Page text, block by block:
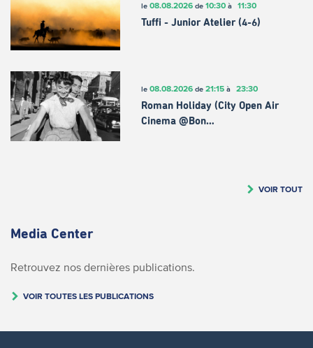
le 08.08.2026de 10:30à 11:30
Tuffi - Junior Atelier (4-6)
le 08.08.2026de 21:15à 23:30
Roman Holiday (City Open Air
Cinema @Bon…
VOIR TOUT
Media Center
Retrouvez nos dernières publications.
VOIR TOUTES LES PUBLICATIONS